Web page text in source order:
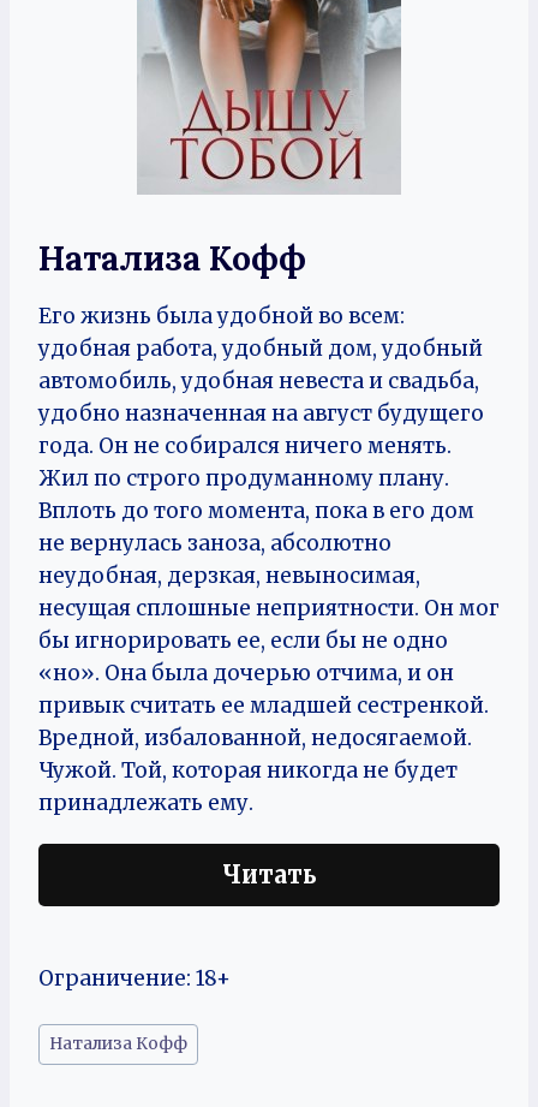
Натализа Кофф
Его жизнь была удобной во всем:
удобная работа, удобный дом, удобный
автомобиль, удобная невеста и свадьба,
удобно назначенная на август будущего
года. Он не собирался ничего менять.
Жил по строго продуманному плану.
Вплоть до того момента, пока в его дом
не вернулась заноза, абсолютно
неудобная, дерзкая, невыносимая,
несущая сплошные неприятности. Он мог
бы игнорировать ее, если бы не одно
«но». Она была дочерью отчима, и он
привык считать ее младшей сестренкой.
Вредной, избалованной, недосягаемой.
Чужой. Той, которая никогда не будет
принадлежать ему.
Читать
Ограничение: 18+
Метки
записи:
Натализа Кофф